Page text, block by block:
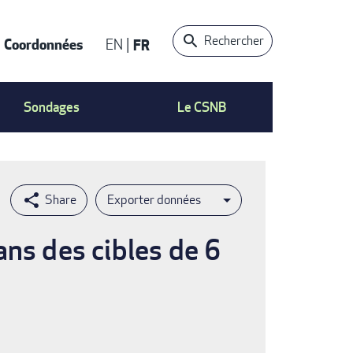
Coordonnées EN FR Rechercher
Sondages Le CSNB
Exporter données
des cibles de 6